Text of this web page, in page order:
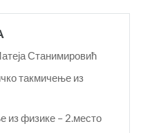
Станимировић
такмичење из
из физике – 2.место